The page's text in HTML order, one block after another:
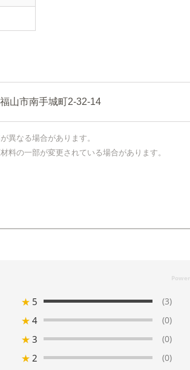
山市南手城町2-32-14
異なる場合があります。
の一部が変更されている場合があります。
★ 5 (3)
★ 4 (0)
★ 3 (0)
★ 2 (0)